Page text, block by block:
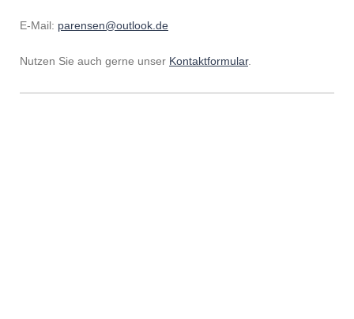
E-Mail: parensen@outlook.de
Nutzen Sie auch gerne unser Kontaktformular.